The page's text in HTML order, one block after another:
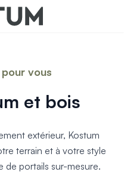
décors
spéciales
portillons
contemporains
et bois
vous
extérieur, Kostum
terrain et à votre style
de portails sur-mesure.